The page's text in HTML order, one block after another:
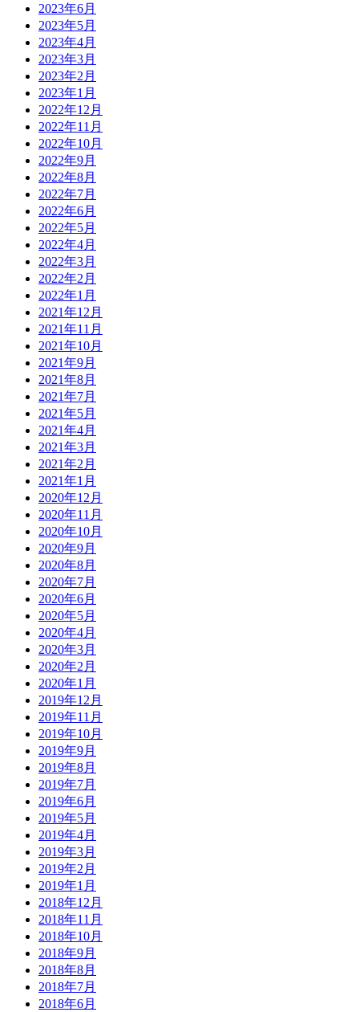
2023年6月
2023年5月
2023年4月
2023年3月
2023年2月
2023年1月
2022年12月
2022年11月
2022年10月
2022年9月
2022年8月
2022年7月
2022年6月
2022年5月
2022年4月
2022年3月
2022年2月
2022年1月
2021年12月
2021年11月
2021年10月
2021年9月
2021年8月
2021年7月
2021年5月
2021年4月
2021年3月
2021年2月
2021年1月
2020年12月
2020年11月
2020年10月
2020年9月
2020年8月
2020年7月
2020年6月
2020年5月
2020年4月
2020年3月
2020年2月
2020年1月
2019年12月
2019年11月
2019年10月
2019年9月
2019年8月
2019年7月
2019年6月
2019年5月
2019年4月
2019年3月
2019年2月
2019年1月
2018年12月
2018年11月
2018年10月
2018年9月
2018年8月
2018年7月
2018年6月